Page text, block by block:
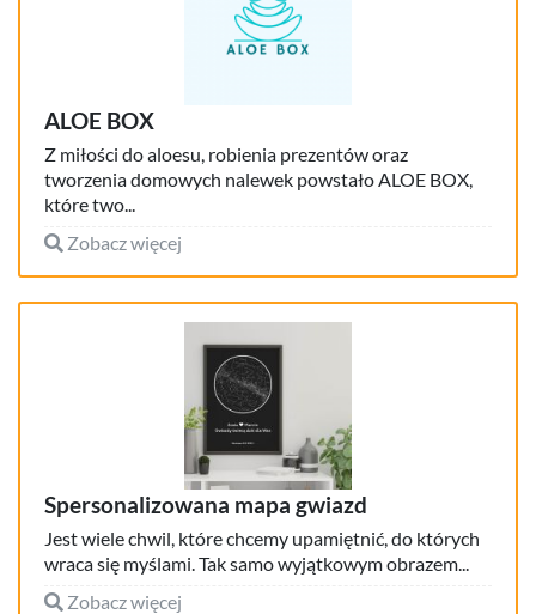
ALOE BOX
Z miłości do aloesu, robienia prezentów oraz
tworzenia domowych nalewek powstało ALOE BOX,
które two...
Zobacz więcej
Spersonalizowana mapa gwiazd
Jest wiele chwil, które chcemy upamiętnić, do których
wraca się myślami. Tak samo wyjątkowym obrazem...
Zobacz więcej